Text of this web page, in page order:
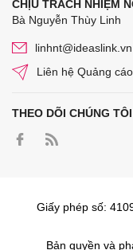
CHỊU TRÁCH NHIỆM
Bà Nguyễn Thùy Linh
linhnt@ideaslink.vn
Liên hệ Quảng
THEO DÕI CHÚNG TÔI
Giấy phép số:
Bản quyền và